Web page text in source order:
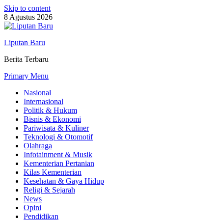
Skip to content
8 Agustus 2026
Liputan Baru
Berita Terbaru
Primary Menu
Nasional
Internasional
Politik & Hukum
Bisnis & Ekonomi
Pariwisata & Kuliner
Teknologi & Otomotif
Olahraga
Infotainment & Musik
Kementerian Pertanian
Kilas Kementerian
Kesehatan & Gaya Hidup
Religi & Sejarah
News
Opini
Pendidikan